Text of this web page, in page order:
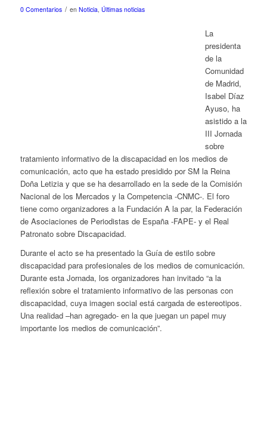
0 Comentarios / en Noticia, Últimas noticias
La
presidenta
de la
Comunidad
de Madrid,
Isabel Díaz
Ayuso, ha
asistido a la
III Jornada
sobre
tratamiento informativo de la discapacidad en los medios de
comunicación, acto que ha estado presidido por SM la Reina
Doña Letizia y que se ha desarrollado en la sede de la Comisión
Nacional de los Mercados y la Competencia -CNMC-. El foro
tiene como organizadores a la Fundación A la par, la Federación
de Asociaciones de Periodistas de España -FAPE- y el Real
Patronato sobre Discapacidad.
Durante el acto se ha presentado la Guía de estilo sobre
discapacidad para profesionales de los medios de comunicación.
Durante esta Jornada, los organizadores han invitado “a la
reflexión sobre el tratamiento informativo de las personas con
discapacidad, cuya imagen social está cargada de estereotipos.
Una realidad –han agregado- en la que juegan un papel muy
importante los medios de comunicación”.